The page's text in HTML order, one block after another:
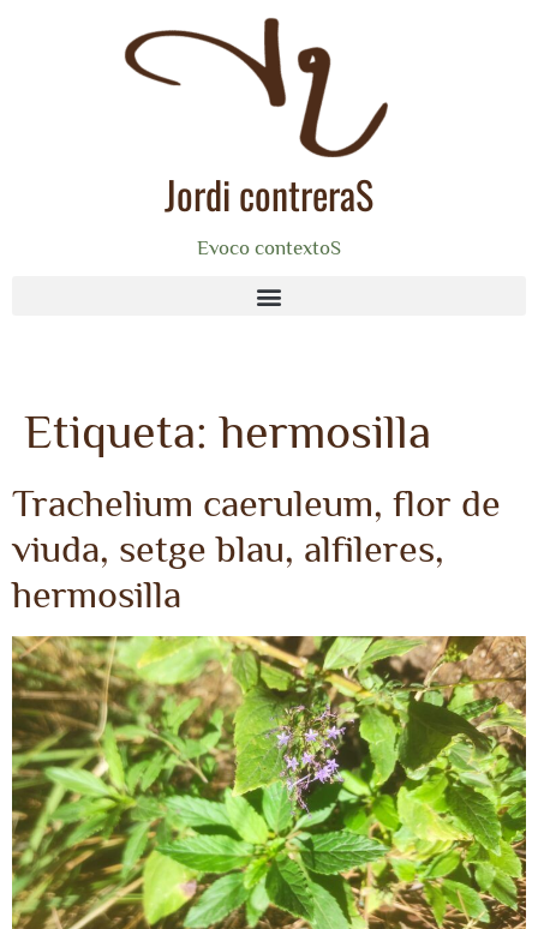
Jordi contreraS
Evoco contextoS
Etiqueta:hermosilla
Trachelium caeruleum, flor de
viuda, setge blau, alfileres,
hermosilla